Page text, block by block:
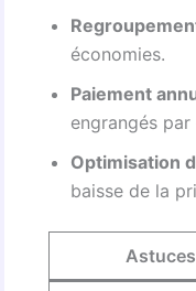
économies.
Paiement
engrangés
Optimisation
baisse de la
Astuces